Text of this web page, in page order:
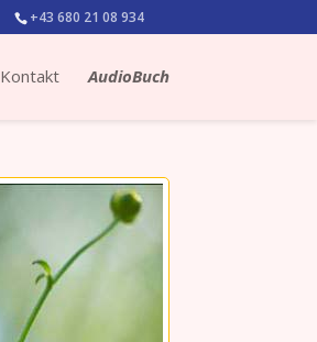
+43 680 21 08 934
Kontakt AudioBuch